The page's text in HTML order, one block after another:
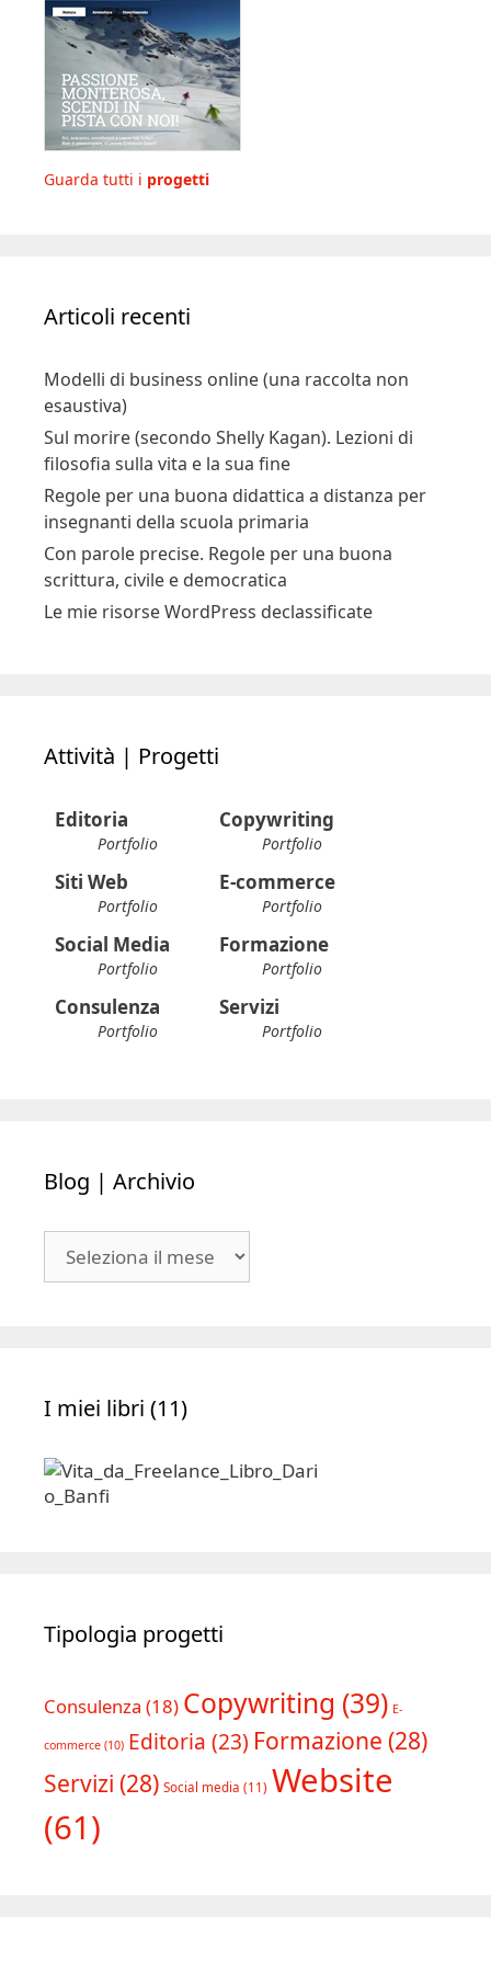
Guarda tutti i progetti
Articoli recenti
Modelli di business online (una raccolta non
esaustiva)
Sul morire (secondo Shelly Kagan). Lezioni di
filosofia sulla vita e la sua fine
Regole per una buona didattica a distanza per
insegnanti della scuola primaria
Con parole precise. Regole per una buona
scrittura, civile e democratica
Le mie risorse WordPress declassificate
Attività | Progetti
Editoria
Portfolio
Copywriting
Portfolio
Siti Web
Portfolio
E-commerce
Portfolio
Social Media
Portfolio
Formazione
Portfolio
Consulenza
Portfolio
Servizi
Portfolio
Blog | Archivio
I miei libri (11)
Tipologia progetti
Consulenza (18) Copywriting (39) E-
commerce (10) Editoria (23) Formazione (28)
Servizi (28) Social media (11) Website
(61)